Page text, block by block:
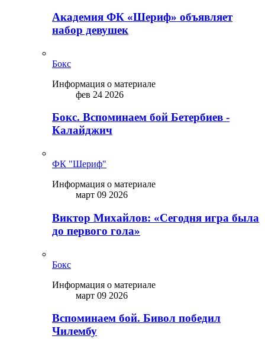
Академия ФК «Шериф» объявляет
набор девушек
Бокс
Информация о материале
фев 24 2026
Бокс. Вспоминаем бой Бетербиев -
Калайджич
ФК "Шериф"
Информация о материале
март 09 2026
Виктор Михайлов: «Сегодня игра была
до первого гола»
Бокс
Информация о материале
март 09 2026
Вспоминаем бой. Бивол победил
Чилембу